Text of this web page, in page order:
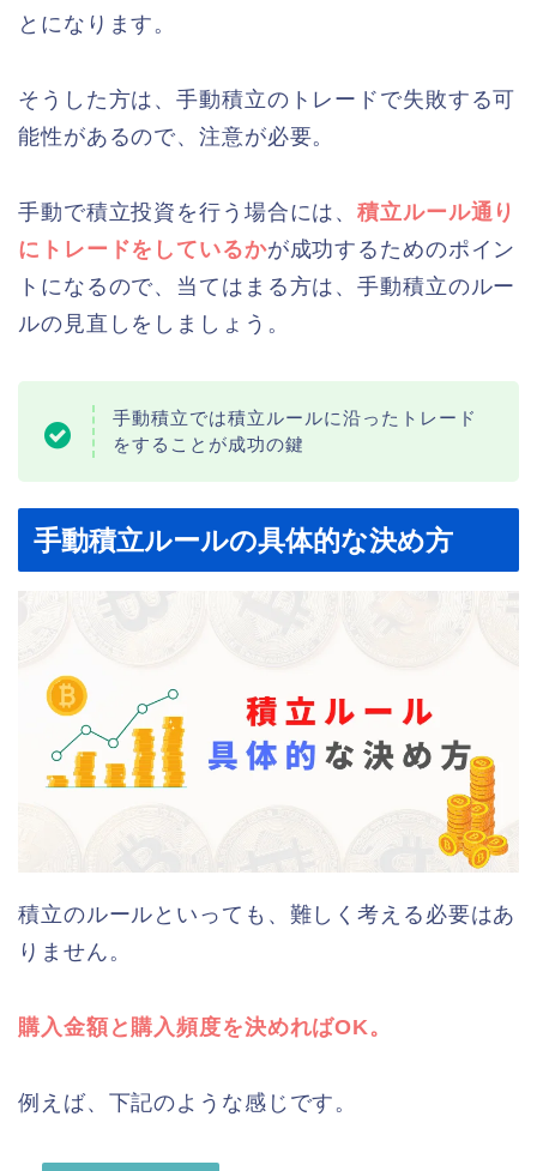
とになります。
そうした方は、手動積立のトレードで失敗する可
能性があるので、注意が必要。
手動で積立投資を行う場合には、積立ルール通り
にトレードをしているかが成功するためのポイン
トになるので、当てはまる方は、手動積立のルー
ルの見直しをしましょう。
手動積立では積立ルールに沿ったトレード
をすることが成功の鍵
手動積立ルールの具体的な決め方
積立のルールといっても、難しく考える必要はあ
りません。
購入金額と購入頻度を決めればOK。
例えば、下記のような感じです。